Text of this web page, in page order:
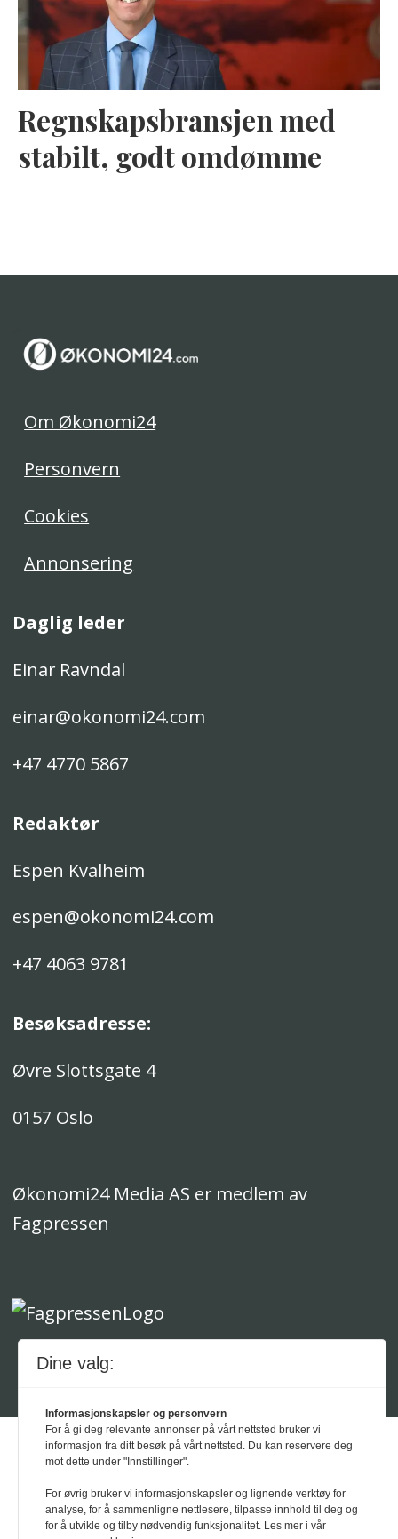
Regnskapsbransjen med
stabilt, godt omdømme
Om Økonomi24
Personvern
Cookies
Annonsering
Daglig leder
Einar Ravndal
einar@okonomi24.com
+47 4770 5867
Redaktør
Espen Kvalheim
espen@okonomi24.com
+47 4063 9781
Besøksadresse:
Øvre Slottsgate 4
0157 Oslo
Økonomi24 Media AS er medlem av
Fagpressen
Dine valg:
Informasjonskapsler og personvern
For å gi deg relevante annonser på vårt nettsted bruker vi
informasjon fra ditt besøk på vårt nettsted. Du kan reservere deg
mot dette under "Innstillinger".
For øvrig bruker vi informasjonskapsler og lignende verktøy for
analyse, for å sammenligne nettlesere, tilpasse innhold til deg og
for å utvikle og tilby nødvendig funksjonalitet. Les mer i vår